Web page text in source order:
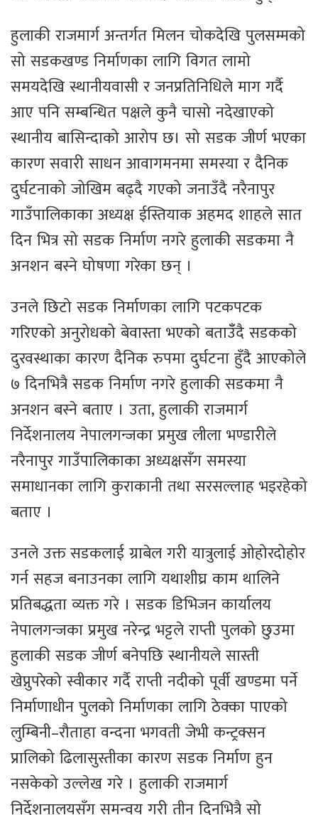
हुलाकी राजमार्ग अन्तर्गत मिलन चोकदेखि पुलसम्मको
सो सडकखण्ड निर्माणका लागि विगत लामो
समयदेखि स्थानीयवासी र जनप्रतिनिधिले माग गर्दै
आए पनि सम्बन्धित पक्षले कुनै चासो नदेखाएको
स्थानीय बासिन्दाको आरोप छ। सो सडक जीर्ण भएका
कारण सवारी साधन आवागमनमा समस्या र दैनिक
दुर्घटनाको जोखिम बढ्दै गएको जनाउँदै नरैनापुर
गाउँपालिकाका अध्यक्ष ईस्तियाक अहमद शाहले सात
दिन भित्र सो सडक निर्माण नगरे हुलाकी सडकमा नै
अनशन बस्ने घोषणा गरेका छन् ।
उनले छिटो सडक निर्माणका लागि पटकपटक
गरिएको अनुरोधको बेवास्ता भएको बताउँँदै सडकको
दुरवस्थाका कारण दैनिक रुपमा दुर्घटना हुँदै आएकोले
७ दिनभित्रै सडक निर्माण नगरे हुलाकी सडकमा नै
अनशन बस्ने बताए । उता, हुलाकी राजमार्ग
निर्देशनालय नेपालगन्जका प्रमुख लीला भण्डारीले
नरैनापुर गाउँपालिकाका अध्यक्षसँग समस्या
समाधानका लागि कुराकानी तथा सरसल्लाह भइरहेको
बताए ।
उनले उक्त सडकलाई ग्राबेल गरी यात्रुलाई ओहोरदोहोर
गर्न सहज बनाउनका लागि यथाशीघ्र काम थालिने
प्रतिबद्धता व्यक्त गरे । सडक डिभिजन कार्यालय
नेपालगन्जका प्रमुख नरेन्द्र भट्टले राप्ती पुलको छुउमा
हुलाकी सडक जीर्ण बनेपछि स्थानीयले सास्ती
खेप्नुपरेको स्वीकार गर्दै राप्ती नदीको पूर्वी खण्डमा पर्ने
निर्माणाधीन पुलको निर्माणका लागि ठेक्का पाएको
लुम्बिनी–रौताहा वन्दना भगवती जेभी कन्ट्रक्सन
प्रालिको ढिलासुस्तीका कारण सडक निर्माण हुन
नसकेको उल्लेख गरे । हुलाकी राजमार्ग